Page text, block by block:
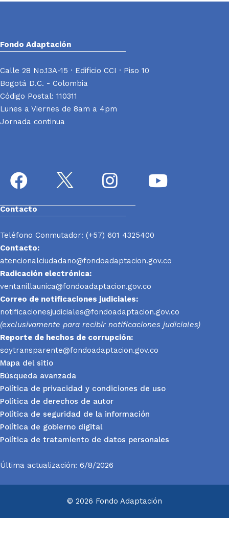
Fondo Adaptación
Calle 28 No.13A-15 · Edificio CCI · Piso 10
Bogotá D.C. - Colombia
Código Postal: 110311
Lunes a Viernes de 8am a 4pm
Jornada continua
Contacto
Teléfono Conmutador: (+57) 601 4325400
Contacto:
atencionalciudadano@fondoadaptacion.gov.co
Radicación electrónica:
ventanillaunica@fondoadaptacion.gov.co
Correo de notificaciones judiciales:
notificacionesjudiciales@fondoadaptacion.gov.co
(exclusivamente para recibir notificaciones judiciales)
Reporte de hechos de corrupción:
soytransparente@fondoadaptacion.gov.co
Mapa del sitio
Búsqueda avanzada
Política de privacidad y condiciones de uso
Política de derechos de autor
Política de seguridad de la información
Política de gobierno digital
Política de tratamiento de datos personales
Última actualización: 6/8/2026
© 2026 Fondo Adaptación